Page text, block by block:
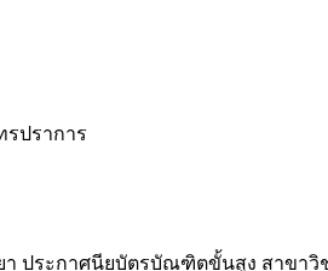
รปราการ
า ประกาศนียบัตรบัณฑิตขั้นสูง สาขา